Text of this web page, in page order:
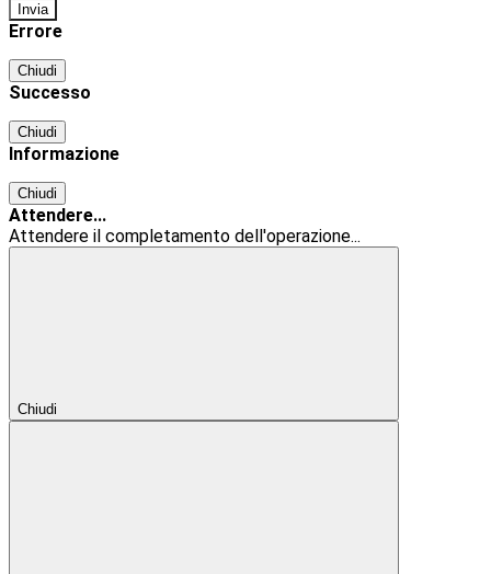
Errore
Chiudi
Successo
Chiudi
Informazione
Chiudi
Attendere...
Attendere il completamento dell'operazione...
Chiudi